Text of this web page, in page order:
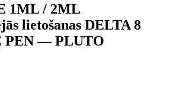
1ML / 2ML
lietošanas DELTA 8
PEN — PLUTO